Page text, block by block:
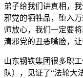
弟子给我们讲真相，
邪党的牺牲品，堕入
师放心，我们一定要
清邪党的丑恶嘴脸，
山东钢铁集团很多职工
队），见证了“法轮大